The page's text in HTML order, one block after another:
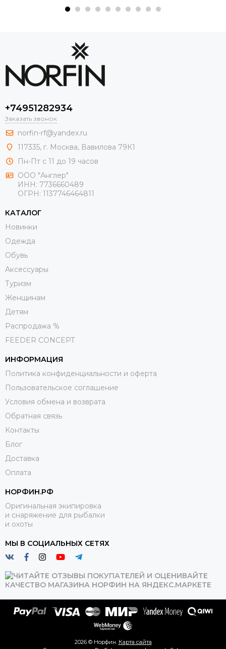
+74951282934
Заказать звонок
norfin-rf@yandex.ru
117335, г. Москва, Вавилова 79К1
Пн-Пт с 11 до 19 часов
ООО "Англер"
ИНН: 7736660489
ОГРН: 1137746464811
КАТАЛОГ
Новинки
Одежда
Обувь
Aксессуары
Туризм
Женщинам
Детям
Распродажа %
FEEDER CONCEPT
ИНФОРМАЦИЯ
Политика конфиденциальности и оферта
Пользовательское соглашение
Условия обмена и возврата
Обратная связь
Контакты
Блог
Доставка
Оплата
НОРФИН.РФ
Оригинальная экипировка
и снаряжение для рыбалки
и охоты
МЫ В СОЦИАЛЬНЫХ СЕТЯХ
2026 © Норфин. Карта сайта